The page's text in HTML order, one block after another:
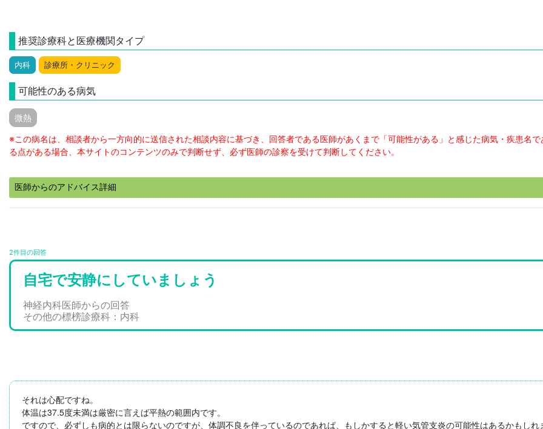
推奨診療科と医療機関タイプ
内科 診療所・クリニック
可能性のある病気
微熱
※この病名は、相談者から一方向的に送信された相談内容に基づき、回答者である医師があくまで「可能性がある」と感じた病気・疾患名
る点がある場合、本サイトのコンテンツのみで判断せず、必ず医師の診察を受けて判断してください。
医師からのアドバイス詳細
2件目の回答
自宅で安静にしていましょう
神経内科医師からの回答
その他の標榜診療科：内科
それは心配ですね。
体温は37.5度未満は厳密に言えば平熱の範囲内です。
ですので、必ずしも病的とは限らないのですが、体調不良を伴っているのであれば、もしかすると軽い気管支炎の可能性はあるかもしれ